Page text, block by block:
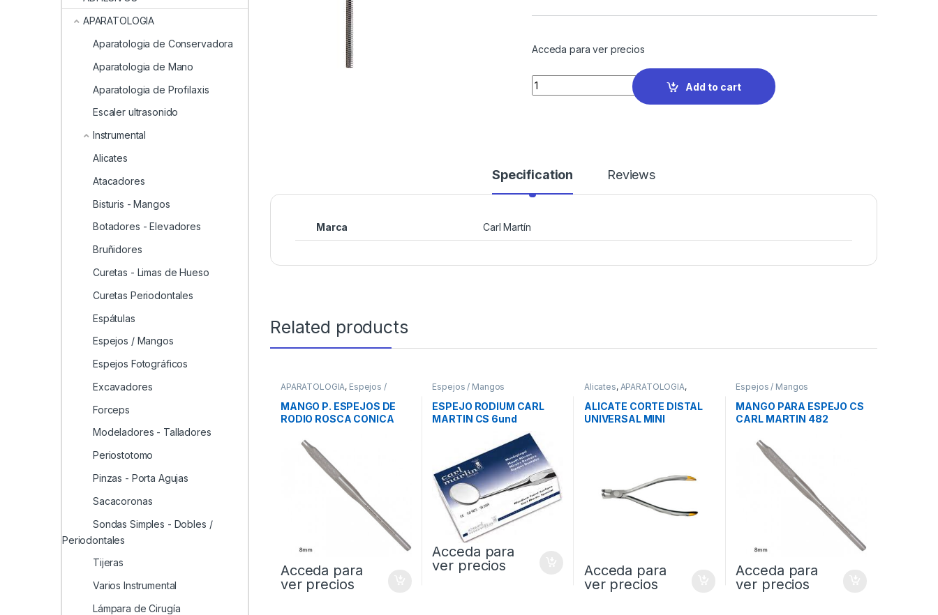
Acceda para ver precios
Quantity
Add to cart
Specification Reviews
Marca Carl Martín
Related products
APARATOLOGIA, Espejos /
Instrumental
MANGO P. ESPEJOS DE
RODIO ROSCA CONICA
Acceda para
ver precios
Espejos / Mangos
ESPEJO RODIUM CARL
MARTIN CS 6und
Acceda para
ver precios
Alicates, APARATOLOGIA,
ALICATE CORTE DISTAL
UNIVERSAL MINI
Acceda para
ver precios
Espejos / Mangos
MANGO PARA ESPEJO CS
CARL MARTIN 482
Acceda para
ver precios
APARATOLOGIA
Aparatologia de Conservadora
Aparatologia de Mano
Aparatologia de Profilaxis
Escaler ultrasonido
Instrumental
Alicates
Atacadores
Bisturis - Mangos
Botadores - Elevadores
Bruñidores
Curetas - Limas de Hueso
Curetas Periodontales
Espátulas
Espejos / Mangos
Espejos Fotográficos
Excavadores
Forceps
Modeladores - Talladores
Periostotomo
Pinzas - Porta Agujas
Sacacoronas
Sondas Simples - Dobles /
Periodontales
Tijeras
Varios Instrumental
Lámpara de Cirugía